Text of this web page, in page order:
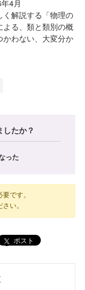
4月
解説する「物理の
る、類と類別の概
わない、大変分か
したか？
った
です。
い。
ポスト